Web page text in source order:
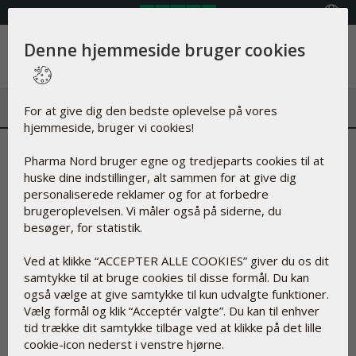
Menu
Ny rapport: Ingen danskere
følger kostrådene
27-02-2026
En dugfrisk rapport fra DTU Fødevareinstituttet afslører,
at det står sløjt til med danskerne, når det gælder at følge
kostrådene.
Denne hjemmeside bruger cookies
For at give dig den bedste oplevelse på vores
hjemmeside, bruger vi cookies!
Pharma Nord bruger egne og tredjeparts cookies til at
huske dine indstillinger, alt sammen for at give dig
personaliserede reklamer og for at forbedre
brugeroplevelsen. Vi måler også på siderne, du
besøger, for statistik.
Ved at klikke “ACCEPTER ALLE COOKIES” giver du os dit
samtykke til at bruge cookies til disse formål. Du kan
også vælge at give samtykke til kun udvalgte funktioner.
Vælg formål og klik “Acceptér valgte”. Du kan til enhver
tid trække dit samtykke tilbage ved at klikke på det lille
cookie-icon nederst i venstre hjørne.